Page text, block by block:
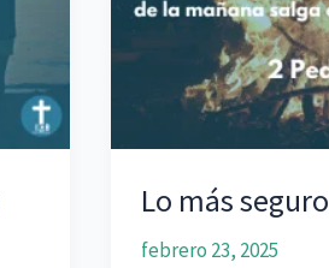
Lo más seguro
febrero 23, 2025